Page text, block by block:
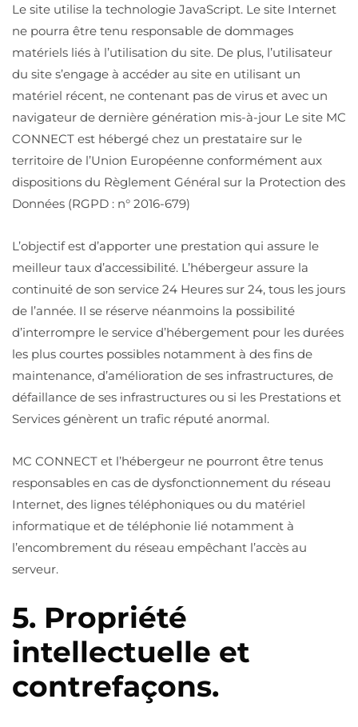
Le site utilise la technologie JavaScript. Le site Internet
ne pourra être tenu responsable de dommages
matériels liés à l’utilisation du site. De plus, l’utilisateur
du site s’engage à accéder au site en utilisant un
matériel récent, ne contenant pas de virus et avec un
navigateur de dernière génération mis-à-jour Le site MC
CONNECT est hébergé chez un prestataire sur le
territoire de l’Union Européenne conformément aux
dispositions du Règlement Général sur la Protection des
Données (RGPD : n° 2016-679)
L’objectif est d’apporter une prestation qui assure le
meilleur taux d’accessibilité. L’hébergeur assure la
continuité de son service 24 Heures sur 24, tous les jours
de l’année. Il se réserve néanmoins la possibilité
d’interrompre le service d’hébergement pour les durées
les plus courtes possibles notamment à des fins de
maintenance, d’amélioration de ses infrastructures, de
défaillance de ses infrastructures ou si les Prestations et
Services génèrent un trafic réputé anormal.
MC CONNECT et l’hébergeur ne pourront être tenus
responsables en cas de dysfonctionnement du réseau
Internet, des lignes téléphoniques ou du matériel
informatique et de téléphonie lié notamment à
l’encombrement du réseau empêchant l’accès au
serveur.
5. Propriété
intellectuelle et
contrefaçons.